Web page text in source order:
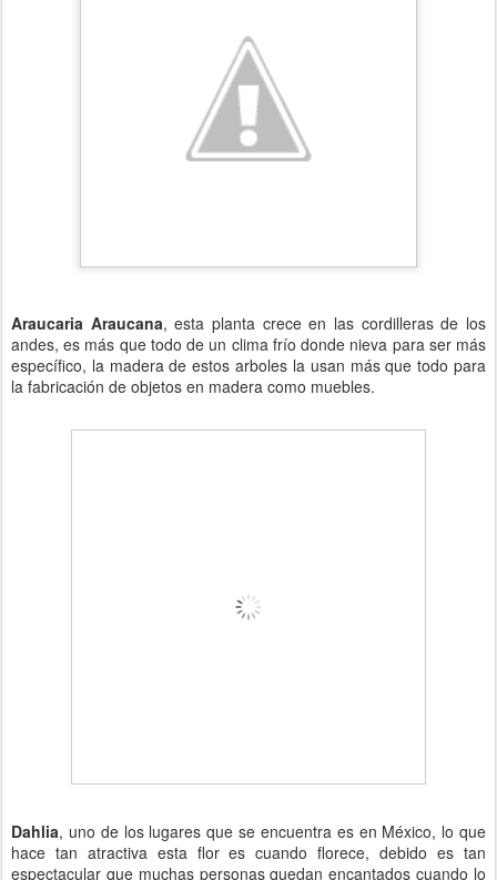
Araucaria Araucana, esta planta crece en las cordilleras de los
andes, es más que todo de un clima frío donde nieva para ser más
específico, la madera de estos arboles la usan más que todo para
la fabricación de objetos en madera como muebles.
Dahlia, uno de los lugares que se encuentra es en México, lo que
hace tan atractiva esta flor es cuando florece, debido es tan
espectacular que muchas personas quedan encantados cuando lo